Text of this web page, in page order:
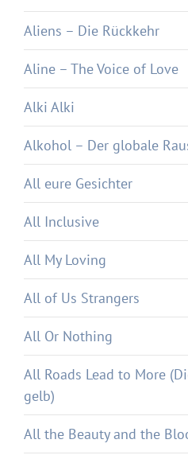
Aliens – Die Rückkehr
Aline – The Voice of Love
Alki Alki
Alkohol – Der globale
All eure Gesichter
All Inclusive
All My Loving
All of Us Strangers
All Or Nothing
All Roads Lead to More
gelb)
All the Beauty and the